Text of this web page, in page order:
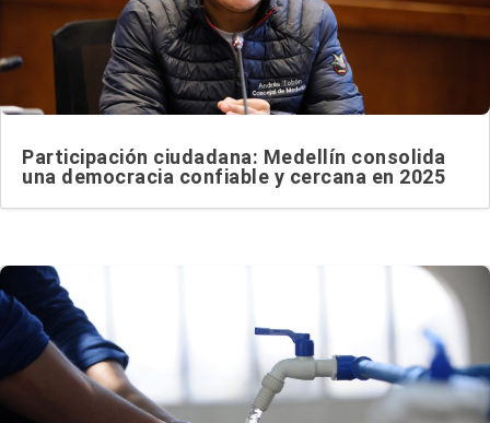
Participación ciudadana: Medellín consolida
una democracia confiable y cercana en 2025